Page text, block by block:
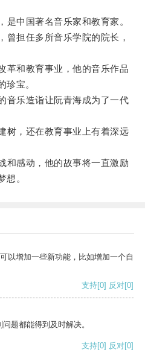
中国著名音乐家和教育家。
担任多所音乐学院的院长，
和教育事业，他的音乐作品
珍宝。
乐造诣让阮青海成为了一代
，还在教育事业上有着深远
感动，他的故事将一直激励
想。
以增加一些新功能，比如增加一个自
支持[0] 反对[0]
题都能得到及时解决。
支持[0] 反对[0]